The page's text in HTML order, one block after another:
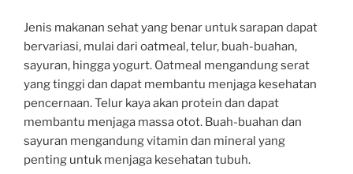
Jenis makanan sehat yang benar untuk sarapan dapat
bervariasi, mulai dari oatmeal, telur, buah-buahan,
sayuran, hingga yogurt. Oatmeal mengandung serat
yang tinggi dan dapat membantu menjaga kesehatan
pencernaan. Telur kaya akan protein dan dapat
membantu menjaga massa otot. Buah-buahan dan
sayuran mengandung vitamin dan mineral yang
penting untuk menjaga kesehatan tubuh.